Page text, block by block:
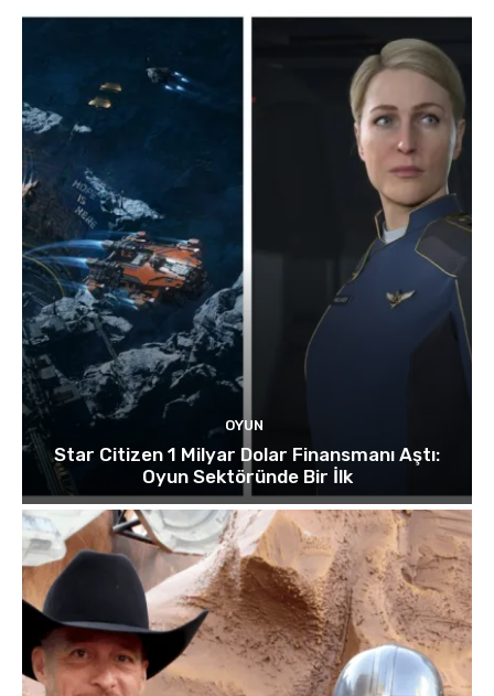
OYUN
Star Citizen 1 Milyar Dolar Finansmanı Aştı:
Oyun Sektöründe Bir İlk